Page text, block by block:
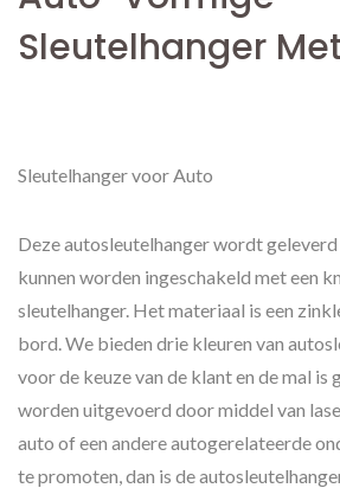
Sleutelhanger
Sleutelhanger voor Auto
Deze autosleutelhanger wordt
kunnen worden ingeschakeld met een
sleutelhanger. Het materiaal is een
bord. We bieden drie kleuren van
voor de keuze van de klant en de mal is
worden uitgevoerd door middel van
auto of een andere autogerelateerde
te promoten, dan is de